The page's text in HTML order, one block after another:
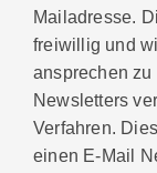
Mailadresse.
freiwillig und
ansprechen
Newsletters
Verfahren.
einen E-Mail